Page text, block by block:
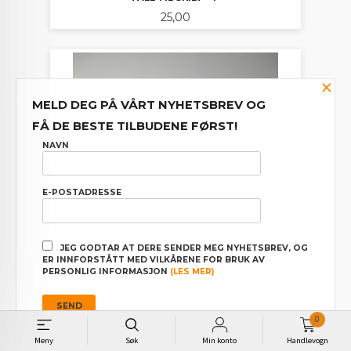
Meny Søk Min konto Handlevogn
0
Pris
25,00
TALL TIL SKILT "6"
×
MELD DEG PÅ VÅRT NYHETSBREV OG
FÅ DE BESTE TILBUDENE FØRST!
NAVN
E-POSTADRESSE
JEG GODTAR AT DERE SENDER MEG NYHETSBREV, OG
ER INNFORSTÅTT MED VILKÅRENE FOR BRUK AV
PERSONLIG INFORMASJON (LES MER)